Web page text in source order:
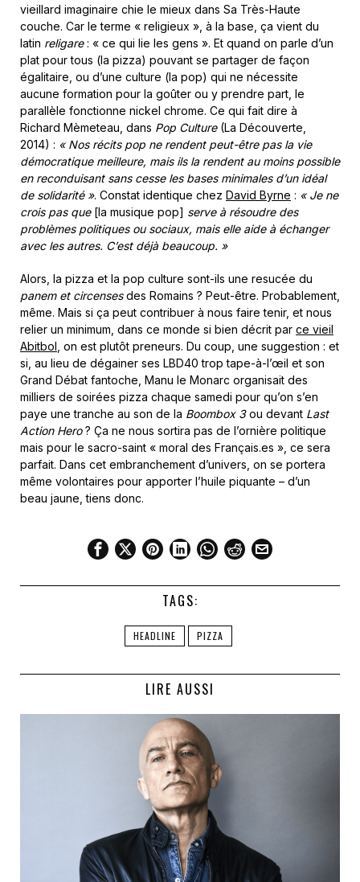
vieillard imaginaire chie le mieux dans Sa Très-Haute
couche. Car le terme « religieux », à la base, ça vient du
latin religare: « ce qui lie les gens ». Et quand on parle d’un
plat pour tous (la pizza) pouvant se partager de façon
égalitaire, ou d’une culture (la pop) qui ne nécessite
aucune formation pour la goûter ou y prendre part, le
parallèle fonctionne nickel chrome. Ce qui fait dire à
Richard Mèmeteau, dans Pop Culture (La Découverte,
2014) : « Nos récits pop ne rendent peut-être pas la vie
démocratique meilleure, mais ils la rendent au moins possible
en reconduisant sans cesse les bases minimales d’un idéal
de solidarité ». Constat identique chez David Byrne : « Je ne
crois pas que [la musique pop] serve à résoudre des
problèmes politiques ou sociaux, mais elle aide à échanger
avec les autres. C’est déjà beaucoup. »
Alors, la pizza et la pop culture sont-ils une resucée du
panem et circensesdes Romains ? Peut-être. Probablement,
même. Mais si ça peut contribuer à nous faire tenir, et nous
relier un minimum, dans ce monde si bien décrit par ce vieil
Abitbol , on est plutôt preneurs. Du coup, une suggestion : et
si, au lieu de dégainer ses LBD40 trop tape-à-l’œil et son
Grand Débat fantoche, Manu le Monarc organisait des
milliers de soirées pizza chaque samedi pour qu’on s’en
paye une tranche au son de la Boombox 3ou devant Last
Action Hero? Ça ne nous sortira pas de l’ornière politique
mais pour le sacro-saint « moral des Français.es », ce sera
parfait. Dans cet embranchement d’univers, on se portera
même volontaires pour apporter l’huile piquante – d’un
beau jaune, tiens donc.
TAGS:
HEADLINE PIZZA
LIRE AUSSI